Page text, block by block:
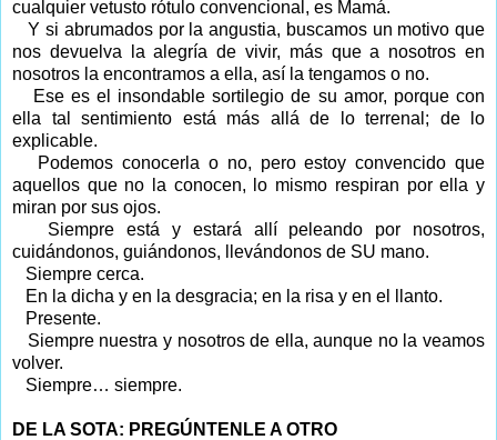
cualquier vetusto rótulo convencional, es Mamá.
Y si abrumados por la angustia, buscamos un motivo que
nos devuelva la alegría de vivir, más que a nosotros en
nosotros la encontramos a ella, así la tengamos o no.
Ese es el insondable sortilegio de su amor, porque con
ella tal sentimiento está más allá de lo terrenal; de lo
explicable.
Podemos conocerla o no, pero estoy convencido que
aquellos que no la conocen, lo mismo respiran por ella y
miran por sus ojos.
Siempre está y estará allí peleando por nosotros,
cuidándonos, guiándonos, llevándonos de SU mano.
Siempre cerca.
En la dicha y en la desgracia; en la risa y en el llanto.
Presente.
Siempre nuestra y nosotros de ella, aunque no la veamos
volver.
Siempre… siempre.
DE LA SOTA: PREGÚNTENLE A OTRO